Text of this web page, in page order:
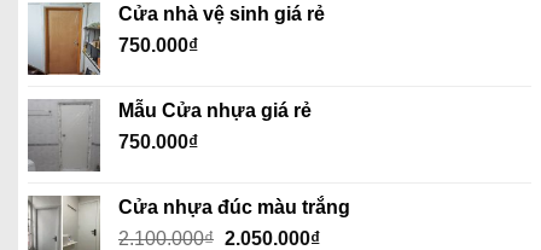
3.100.000₫.là:
Cửa nhà vệ sinh giá rẻ
750.000₫
Mẫu Cửa nhựa giá rẻ
750.000₫
Cửa nhựa đúc màu trắng
2.100.000₫ Giá
2.050.000₫Giá